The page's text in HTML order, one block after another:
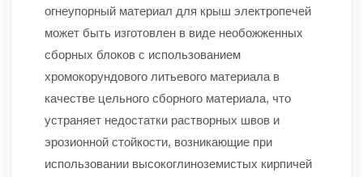
огнеупорный материал для крыш электропечей
может быть изготовлен в виде необожженных
сборных блоков с использованием
хромокорундового литьевого материала в
качестве цельного сборного материала, что
устраняет недостатки растворных швов и
эрозионной стойкости, возникающие при
использовании высокоглиноземистых кирпичей